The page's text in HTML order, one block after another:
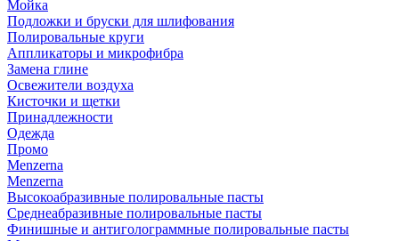
Мойка
Подложки и бруски для шлифования
Полировальные круги
Аппликаторы и микрофибра
Замена глине
Освежители воздуха
Кисточки и щетки
Принадлежности
Одежда
Промо
Menzerna
Menzerna
Высокоабразивные полировальные пасты
Среднеабразивные полировальные пасты
Финишные и антиголограммные полировальные пасты